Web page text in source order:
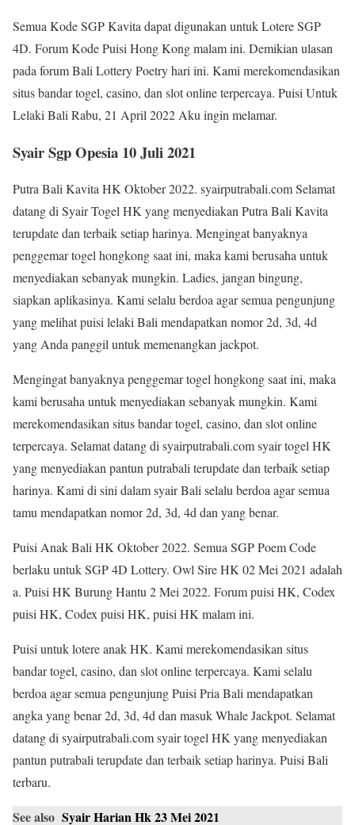
Semua Kode SGP Kavita dapat digunakan untuk Lotere SGP
4D. Forum Kode Puisi Hong Kong malam ini. Demikian ulasan
pada forum Bali Lottery Poetry hari ini. Kami merekomendasikan
situs bandar togel, casino, dan slot online terpercaya. Puisi Untuk
Lelaki Bali Rabu, 21 April 2022 Aku ingin melamar.
Syair Sgp Opesia 10 Juli 2021
Putra Bali Kavita HK Oktober 2022. syairputrabali.com Selamat
datang di Syair Togel HK yang menyediakan Putra Bali Kavita
terupdate dan terbaik setiap harinya. Mengingat banyaknya
penggemar togel hongkong saat ini, maka kami berusaha untuk
menyediakan sebanyak mungkin. Ladies, jangan bingung,
siapkan aplikasinya. Kami selalu berdoa agar semua pengunjung
yang melihat puisi lelaki Bali mendapatkan nomor 2d, 3d, 4d
yang Anda panggil untuk memenangkan jackpot.
Mengingat banyaknya penggemar togel hongkong saat ini, maka
kami berusaha untuk menyediakan sebanyak mungkin. Kami
merekomendasikan situs bandar togel, casino, dan slot online
terpercaya. Selamat datang di syairputrabali.com syair togel HK
yang menyediakan pantun putrabali terupdate dan terbaik setiap
harinya. Kami di sini dalam syair Bali selalu berdoa agar semua
tamu mendapatkan nomor 2d, 3d, 4d dan yang benar.
Puisi Anak Bali HK Oktober 2022. Semua SGP Poem Code
berlaku untuk SGP 4D Lottery. Owl Sire HK 02 Mei 2021 adalah
a. Puisi HK Burung Hantu 2 Mei 2022. Forum puisi HK, Codex
puisi HK, Codex puisi HK, puisi HK malam ini.
Puisi untuk lotere anak HK. Kami merekomendasikan situs
bandar togel, casino, dan slot online terpercaya. Kami selalu
berdoa agar semua pengunjung Puisi Pria Bali mendapatkan
angka yang benar 2d, 3d, 4d dan masuk Whale Jackpot. Selamat
datang di syairputrabali.com syair togel HK yang menyediakan
pantun putrabali terupdate dan terbaik setiap harinya. Puisi Bali
terbaru.
See also Syair Harian Hk 23 Mei 2021